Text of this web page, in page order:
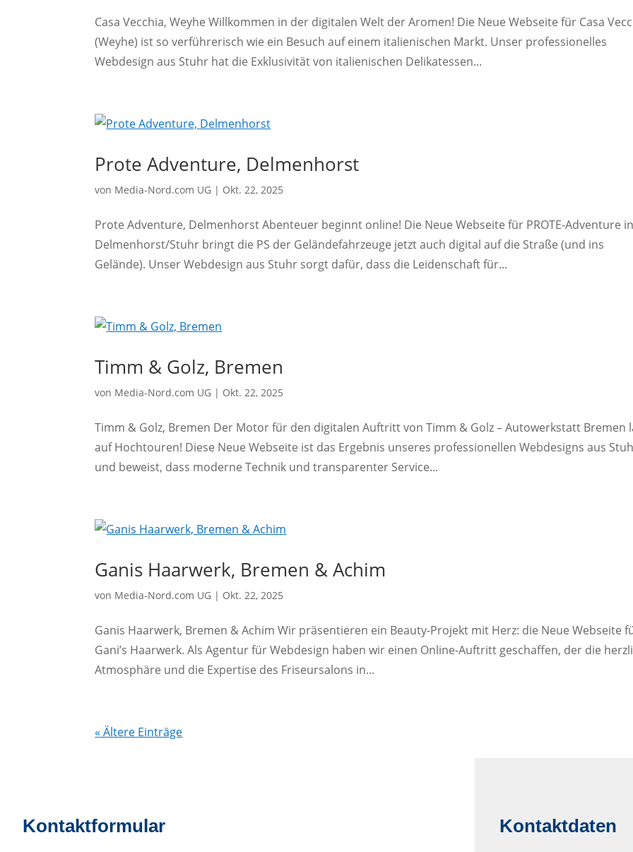
Casa Vecchia, Weyhe Willkommen in der digitalen Welt der Aromen! Die Neue Webseite für Casa
(Weyhe) ist so verführerisch wie ein Besuch auf einem italienischen Markt. Unser professionelles
Webdesign aus Stuhr hat die Exklusivität von italienischen Delikatessen...
Prote Adventure, Delmenhorst
von Media-Nord.com UG | Okt. 22, 2025
Prote Adventure, Delmenhorst Abenteuer beginnt online! Die Neue Webseite für PROTE-Adventure
Delmenhorst/Stuhr bringt die PS der Geländefahrzeuge jetzt auch digital auf die Straße (und ins
Gelände). Unser Webdesign aus Stuhr sorgt dafür, dass die Leidenschaft für...
Timm & Golz, Bremen
von Media-Nord.com UG | Okt. 22, 2025
Timm & Golz, Bremen Der Motor für den digitalen Auftritt von Timm & Golz – Autowerkstatt Bremen
auf Hochtouren! Diese Neue Webseite ist das Ergebnis unseres professionellen Webdesigns aus
und beweist, dass moderne Technik und transparenter Service...
Ganis Haarwerk, Bremen & Achim
von Media-Nord.com UG | Okt. 22, 2025
Ganis Haarwerk, Bremen & Achim Wir präsentieren ein Beauty-Projekt mit Herz: die Neue Webseite
Gani’s Haarwerk. Als Agentur für Webdesign haben wir einen Online-Auftritt geschaffen, der die
Atmosphäre und die Expertise des Friseursalons in...
« Ältere Einträge
Kontaktformular Kontaktdaten